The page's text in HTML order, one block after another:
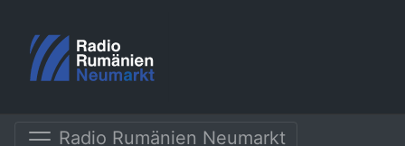
Radio Rumänien Neumarkt